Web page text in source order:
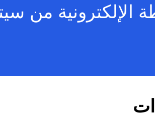
الإلكترونية من